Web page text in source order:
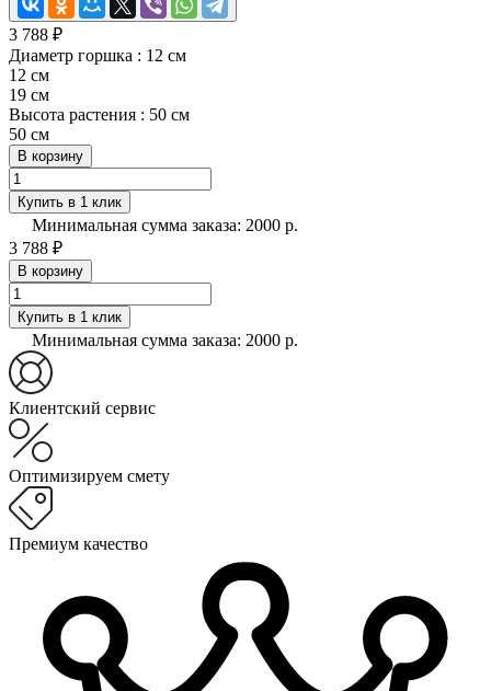
3 788 ₽
Диаметр горшка : 12 см
12 см
19 см
Высота растения : 50 см
50 см
В корзину
Купить в 1 клик
Минимальная сумма заказа: 2000 р.
3 788 ₽
В корзину
Купить в 1 клик
Минимальная сумма заказа: 2000 р.
Клиентский сервис
Оптимизируем смету
Премиум качество